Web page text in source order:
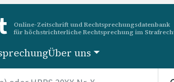
Online-Zeitschrift und Rechtsprechungsdatenbank
für höchstrichterliche Rechtsprechung im
Über uns